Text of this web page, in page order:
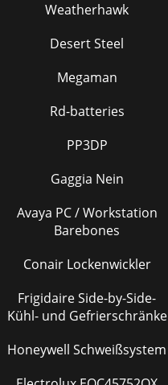
Weatherhawk
Desert Steel
Megaman
Rd-batteries
PP3DP
Gaggia Nein
Avaya PC / Workstation
Barebones
Conair Lockenwickler
Frigidaire Side-by-Side-
Kühl- und Gefrierschränke
Honeywell Schweißsystem